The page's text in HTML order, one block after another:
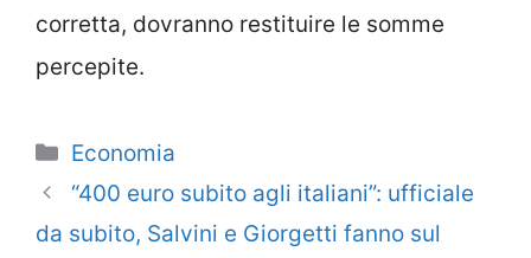
corretta, dovranno restituire le somme
percepite.
Categorie
Economia
“400 euro subito agli italiani”: ufficiale
da subito, Salvini e Giorgetti fanno sul